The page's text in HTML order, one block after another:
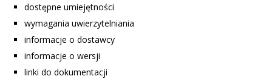
dostępne umiejętności
wymagania uwierzytelniania
informacje o dostawcy
informacje o wersji
linki do dokumentacji